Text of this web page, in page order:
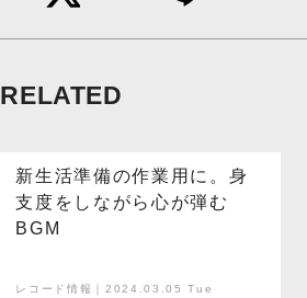
RELATED
新生活準備の作業用に。身
支度をしながら心が弾む
BGM
レコード情報｜2024.03.05 Tue